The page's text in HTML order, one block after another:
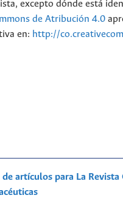
excepto dónde está
de Atribución 4.0
en: http://
artículos para La